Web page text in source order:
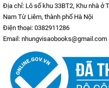
Địa chỉ: Lô số khu 33BT2, Khu nhà ở
Nam Từ Liêm, thành phố Hà Nội
Điện thoại: 0382911286
Email: nhungvisaobooks@gmail.com